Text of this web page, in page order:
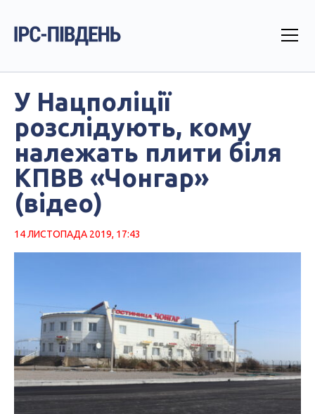
У Нацполіції
розслідують, кому
належать плити біля
КПВВ «Чонгар»
(відео)
14 ЛИСТОПАДА 2019, 17:43